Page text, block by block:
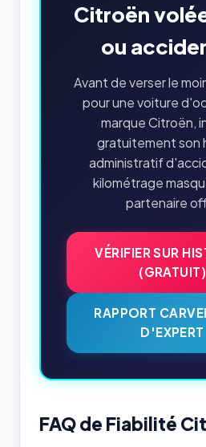
Citroën
ou
Avant de verser le
pour une voiture
marque Citroën,
gratuitement son
administratif
kilométrage
partenaire
VÉRIFIER SUR
(GRATUIT)
RAPPORT
D'EXPERT
FAQ de Fiabilité